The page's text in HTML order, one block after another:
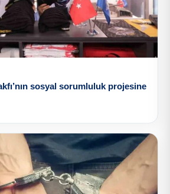
sosyal sorumluluk projesine